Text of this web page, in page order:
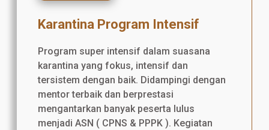
Karantina Program Intensif
Program super intensif dalam suasana
karantina yang fokus, intensif dan
tersistem dengan baik. Didampingi dengan
mentor terbaik dan berprestasi
mengantarkan banyak peserta lulus
menjadi ASN ( CPNS & PPPK ). Kegiatan